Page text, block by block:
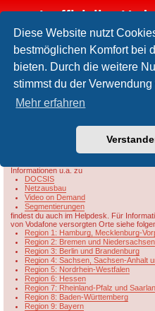
Diese Website nutzt
bestmöglichen Komfort bei
bieten. Durch die weitere
stimmst du der
Mehr erfahren
Inoffizielles
FAQ
Foren-Übersicht Rund um
[VFKD] Tatsächliche
Informationen u.a. zu
DOCSIS
Netzausbau
Video on Demand
Segmentierungen
findest du auch im Helpdesk. Für
von Vodafone versorgten Orte siehe
Region 1: Hamburg, Mecklenburg-
Region 2: Bremen und Niedersachsen
Region 3: Berlin und Brandenburg
Region 4: Sachsen, Sachsen-Anhalt
Region 5: Nordrhein-Westfalen
Region 6: Hessen
Region 7: Rheinland-Pfalz und
Region 8: Baden-Württemberg
Region 9: Bayern